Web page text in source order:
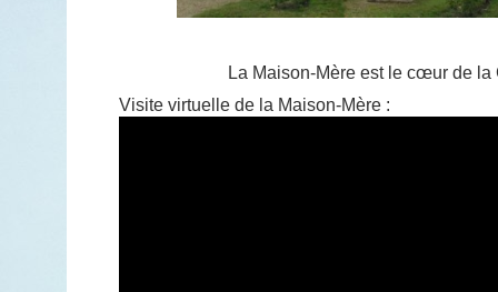
La Maison-Mère est le cœur de
Visite virtuelle de la Maison-Mère :